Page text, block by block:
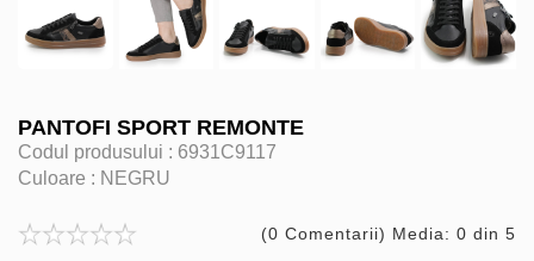
PANTOFI SPORT REMONTE
Codul produsului : 6931C9117
Culoare : NEGRU
(0 Comentarii) Media: 0 din 5